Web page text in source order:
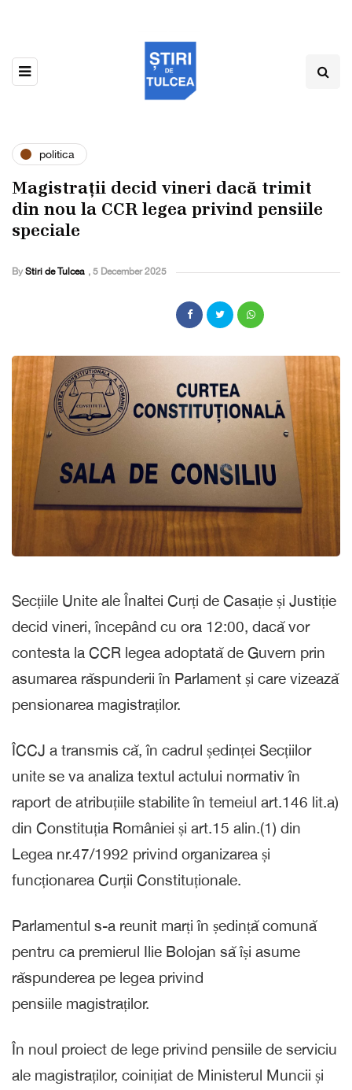
politica
Magistrații decid vineri dacă trimit
din nou la CCR legea privind pensiile
speciale
By Stiri de Tulcea , 5 December 2025
Secțiile Unite ale Înaltei Curți de Casație și Justiție
decid vineri, începând cu ora 12:00, dacă vor
contesta la CCR legea adoptată de Guvern prin
asumarea răspunderii în Parlament și care vizează
pensionarea magistraților.
ÎCCJ a transmis că, în cadrul ședinței Secțiilor
unite se va analiza textul actului normativ în
raport de atribuțiile stabilite în temeiul art.146 lit.a)
din Constituția României și art.15 alin.(1) din
Legea nr.47/1992 privind organizarea și
funcționarea Curții Constituționale.
Parlamentul s-a reunit marți în ședință comună
pentru ca premierul Ilie Bolojan să își asume
răspunderea pe legea privind
pensiile magistraților.
În noul proiect de lege privind pensiile de serviciu
ale magistraților, coinițiat de Ministerul Muncii și